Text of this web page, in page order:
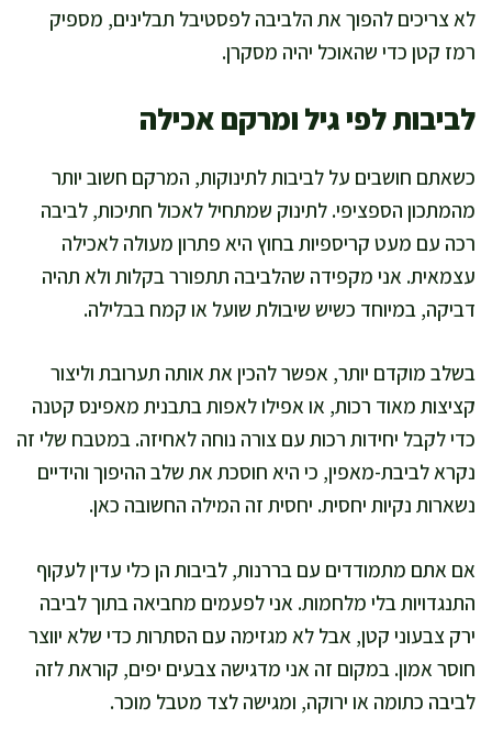
לא צריכים להפוך את הלביבה לפסטיבל תבלינים, מספיק
רמז קטן כדי שהאוכל יהיה מסקרן.
לביבות לפי גיל ומרקם אכילה
כשאתם חושבים על לביבות לתינוקות, המרקם חשוב יותר
מהמתכון הספציפי. לתינוק שמתחיל לאכול חתיכות, לביבה
רכה עם מעט קריספיות בחוץ היא פתרון מעולה לאכילה
עצמאית. אני מקפידה שהלביבה תתפורר בקלות ולא תהיה
דביקה, במיוחד כשיש שיבולת שועל או קמח בבלילה.
בשלב מוקדם יותר, אפשר להכין את אותה תערובת וליצור
קציצות מאוד רכות, או אפילו לאפות בתבנית מאפינס קטנה
כדי לקבל יחידות רכות עם צורה נוחה לאחיזה. במטבח שלי זה
נקרא לביבת-מאפין, כי היא חוסכת את שלב ההיפוך והידיים
נשארות נקיות יחסית. יחסית זה המילה החשובה כאן.
אם אתם מתמודדים עם בררנות, לביבות הן כלי עדין לעקוף
התנגדויות בלי מלחמות. אני לפעמים מחביאה בתוך לביבה
ירק צבעוני קטן, אבל לא מגזימה עם הסתרות כדי שלא יווצר
חוסר אמון. במקום זה אני מדגישה צבעים יפים, קוראת לזה
לביבה כתומה או ירוקה, ומגישה לצד מטבל מוכר.